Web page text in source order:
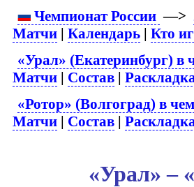
Чемпионат России —>
Матчи |Календарь |Кто
«Урал» (Екатеринбург) в
Матчи | Состав |
«Ротор» (Волгоград) в
Матчи | Состав |
«Урал» –